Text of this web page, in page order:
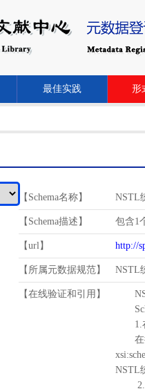
最佳实践 形
【Schema名称】 NSTL
【Schema描述】 包含1
【url】 http://
【所属元数据规范】 NSTL
【在线验证和引用】
1.
在待
NSTL
2.